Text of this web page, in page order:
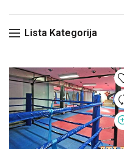
Lista Kategorija